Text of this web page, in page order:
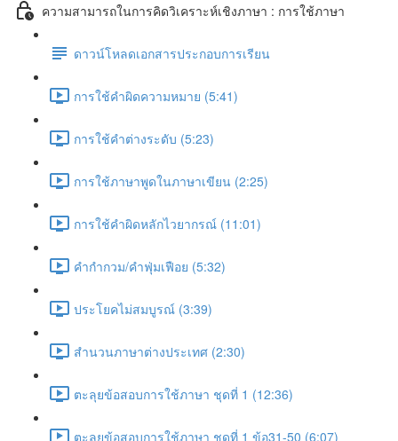
ความสามารถในการคิดวิเคราะห์เชิงภาษา : การใช้ภาษา
ดาวน์โหลดเอกสารประกอบการเรียน
การใช้คำผิดความหมาย (5:41)
การใช้คำต่างระดับ (5:23)
การใช้ภาษาพูดในภาษาเขียน (2:25)
การใช้คำผิดหลักไวยากรณ์ (11:01)
คำกำกวม/คำฟุ่มเฟือย (5:32)
ประโยคไม่สมบูรณ์ (3:39)
สำนวนภาษาต่างประเทศ (2:30)
ตะลุยข้อสอบการใช้ภาษา ชุดที่ 1 (12:36)
ตะลุยข้อสอบการใช้ภาษา ชุดที่ 1 ข้อ31-50 (6:07)